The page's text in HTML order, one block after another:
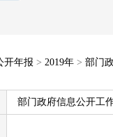
开年报 > 2019年 > 部门
部门政府信息公开工